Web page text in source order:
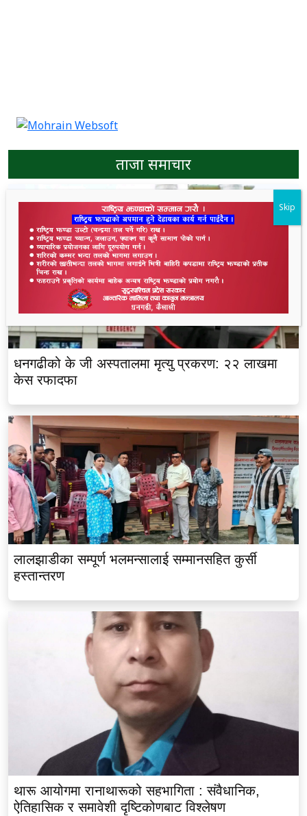
ताजा समाचार
धनगढीको के जी अस्पतालमा मृत्यु प्रकरण: २२ लाखमा
केस रफादफा
लालझाडीका सम्पूर्ण भलमन्सालाई सम्मानसहित कुर्सी
हस्तान्तरण
थारू आयोगमा रानाथारूको सहभागिता : संवैधानिक,
ऐतिहासिक र समावेशी दृष्टिकोणबाट विश्लेषण
Skip